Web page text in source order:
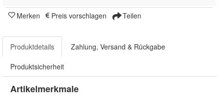
Merken Preis vorschlagen Teilen
Produktdetails Zahlung, Versand & Rückgabe
Produktsicherheit
Artikelmerkmale